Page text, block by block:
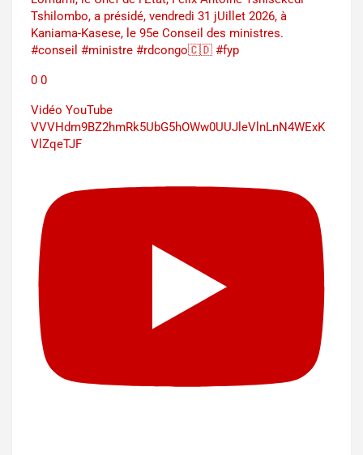
Tshilombo, a présidé, vendredi 31 jUillet 2026, à
Kaniama-Kasese, le 95e Conseil des ministres.
#conseil #ministre #rdcongo🇨🇩 #fyp
0 0
Vidéo YouTube
VVVHdm9BZ2hmRk5UbG5hOWw0UUJleVlnLnN4WExK
VlZqeTJF